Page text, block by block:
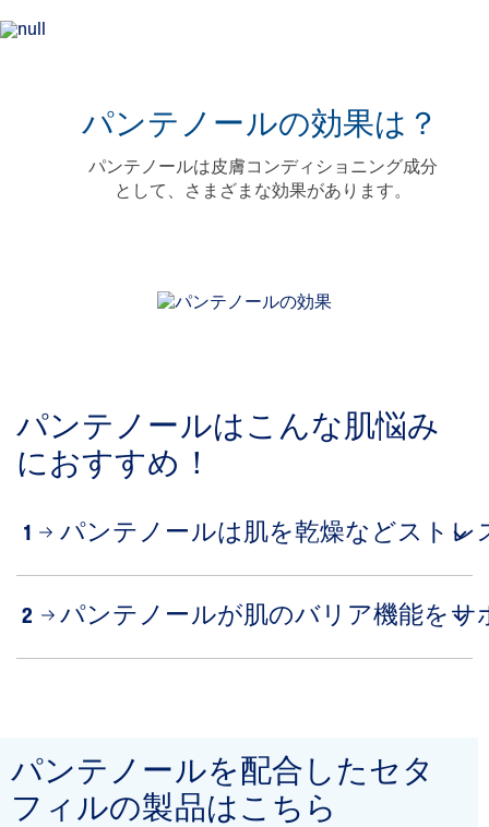
パンテノールの効果は？
パンテノールは皮膚コンディショニング成分
として、さまざまな効果があります。
パンテノールはこんな肌悩み
におすすめ！
1 パンテノールは肌を乾燥などスト
2 パンテノールが肌のバリア機能をサ
パンテノールを配合したセタ
フィルの製品はこちら